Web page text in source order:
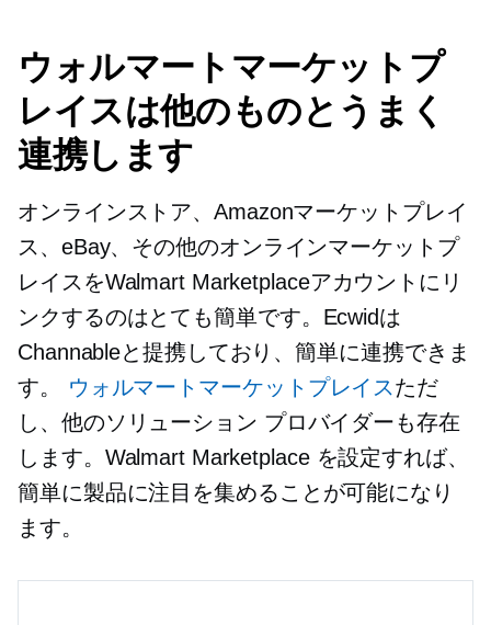
ウォルマートマーケットプ
レイスは他のものとうまく
連携します
オンラインストア、Amazonマーケットプレイ
ス、eBay、その他のオンラインマーケットプ
レイスをWalmart Marketplaceアカウントにリ
ンクするのはとても簡単です。Ecwidは
Channableと提携しており、簡単に連携できま
す。
ウォルマートマーケットプレイスただ
し、他のソリューション プロバイダーも存在
します。Walmart Marketplace を設定すれば、
簡単に製品に注目を集めることが可能になり
ます。